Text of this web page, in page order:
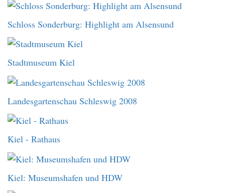
Schloss Sonderburg: Highlight am Alsensund
Stadtmuseum Kiel
Landesgartenschau Schleswig 2008
Kiel - Rathaus
Kiel: Museumshafen und HDW